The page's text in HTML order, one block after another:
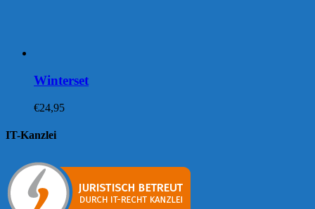
Winterset
€24,95
IT-Kanzlei